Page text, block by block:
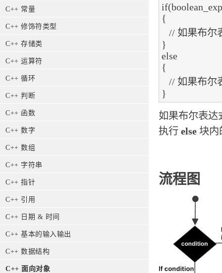
C++ 常量
C++ 修饰符类型
C++ 存储类
C++ 运算符
C++ 循环
C++ 判断
C++ 函数
C++ 数字
C++ 数组
C++ 字符串
C++ 指针
C++ 引用
C++ 日期 & 时间
C++ 基本的输入输出
C++ 数据结构
C++ 面向对象
{
}
else
{
如果布尔表
执行 else 块内
流程图